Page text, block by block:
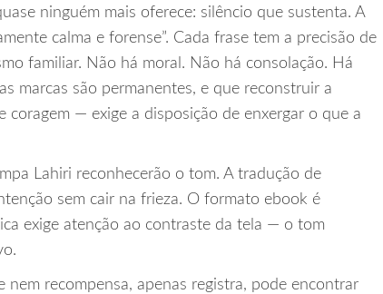
ninguém mais oferece: silêncio que sustenta. A
calma e forense”. Cada frase tem a precisão de
familiar. Não há moral. Não há consolação. Há
marcas são permanentes, e que reconstruir a
coragem — exige a disposição de enxergar o que a
Lahiri reconhecerão o tom. A tradução de
sem cair na frieza. O formato ebook é
exige atenção ao contraste da tela — o tom
recompensa, apenas registra, pode encontrar